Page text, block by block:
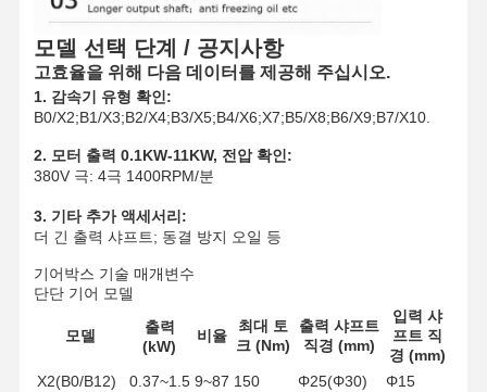
크레인 롤리 블록
잡기
기중기
기어 모터 및 브레이크
감아 올리기
수송 설비
모델 선택 단계 / 공지사항
고효율을 위해 다음 데이터를 제공해 주십시오.
1. 감속기 유형 확인:
B0/X2;B1/X3;B2/X4;B3/X5;B4/X6;X7;B5/X8;B6/X9;B7/X10.
2. 모터 출력 0.1KW-11KW, 전압 확인:
380V 극: 4극 1400RPM/분
3. 기타 추가 액세서리:
더 긴 출력 샤프트; 동결 방지 오일 등
기어박스 기술 매개변수
단단 기어 모델
모델
출력
(kW)
비율
최대 토
크 (Nm)
출력 샤프트
직경 (mm)
입력 샤
프트 직
경 (mm)
X2(B0/B12)
0.37~1.5 9~87 150 Φ25(Φ30)
Φ15